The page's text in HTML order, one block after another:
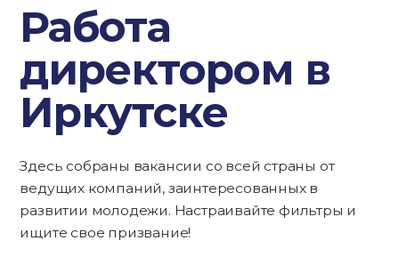
Работа
директором в
Иркутске
Здесь собраны вакансии со всей страны от
ведущих компаний, заинтересованных в
развитии молодежи. Настраивайте фильтры и
ищите свое призвание!